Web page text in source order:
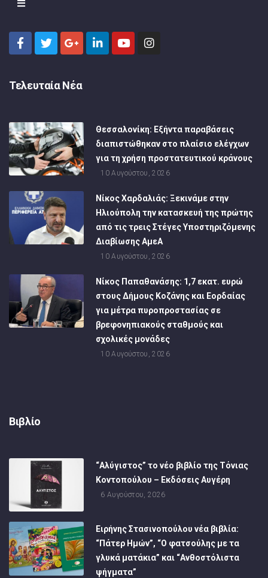
Τελευταία Νέα
Θεσσαλονίκη: Εξήντα παραβάσεις
διαπιστώθηκαν στο πλαίσιο ελέγχων
για τη χρήση προστατευτικού κράνους
10 Αυγούστου, 2026
Νίκος Χαρδαλιάς: Ξεκινάμε στην
Ηλιούπολη την κατασκευή της πρώτης
από τις τρεις Στέγες Υποστηριζόμενης
Διαβίωσης ΑμεΑ
10 Αυγούστου, 2026
Νίκος Παπαθανάσης: 1,7 εκατ. ευρώ
στους Δήμους Κοζάνης και Εορδαίας
για μέτρα πυροπροστασίας σε
βρεφονηπιακούς σταθμούς και
σχολικές μονάδες
10 Αυγούστου, 2026
Βιβλίο
“Αλύγιστος” το νέο βιβλίο της Τόνιας
Κοντοπούλου – Εκδόσεις Αυγέρη
6 Αυγούστου, 2026
Ειρήνης Στασινοπούλου νέα βιβλία:
“Πάτερ Ημών”, “Ο φατσούλης με τα
γλυκά ματάκια” και “Ανθοστόλιστα
ψήγματα”